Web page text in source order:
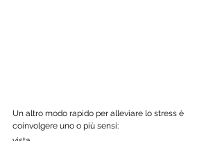
Un altro modo rapido per alleviare lo stress è
coinvolgere uno o più sensi: